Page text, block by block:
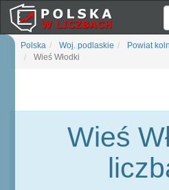
Polska Woj. podlaskie Powiat
Wieś Włodki
Wieś